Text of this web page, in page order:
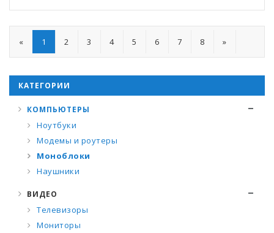
« 1 2 3 4 5 6 7 8 »
КАТЕГОРИИ
КОМПЬЮТЕРЫ
Ноутбуки
Модемы и роутеры
Моноблоки
Наушники
ВИДЕО
Телевизоры
Мониторы